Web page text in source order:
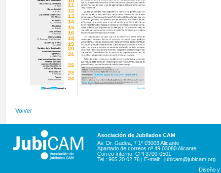
Volver
Asociación de Jubilados CAM
Av. Dr. Gadea, 7 1º 03003 Alicante
Apartado de correos nº 49 03080 Alicante
Correo Interno: CPI 3700-0501
Tel.: 965 20 02 76 | E-mail:
jubicam@jubicam.org
Diseño